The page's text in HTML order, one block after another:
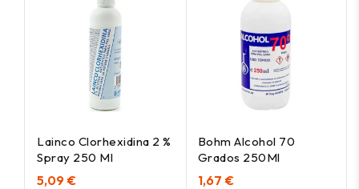
Lainco Clorhexidina 2 %
Spray 250 Ml
5,09 €
Bohm Alcohol 70
Grados 250Ml
1,67 €